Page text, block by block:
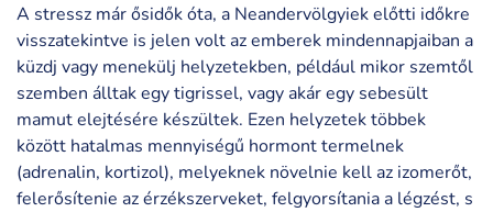
A stressz már ősidők óta, a Neandervölgyiek előtti időkre
visszatekintve is jelen volt az emberek mindennapjaiban a
küzdj vagy menekülj helyzetekben, például mikor szemtől
szemben álltak egy tigrissel, vagy akár egy sebesült
mamut elejtésére készültek. Ezen helyzetek többek
között hatalmas mennyiségű hormont termelnek
(adrenalin, kortizol), melyeknek növelnie kell az izomerőt,
felerősítenie az érzékszerveket, felgyorsítania a légzést, s